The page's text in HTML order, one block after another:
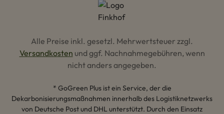
Alle Preise inkl. gesetzl. Mehrwertsteuer zzgl.
Versandkosten und ggf. Nachnahmegebühren, wenn
nicht anders angegeben.
* GoGreen Plus ist ein Service, der die
Dekarbonisierungsmaßnahmen innerhalb des Logistiknetzwerks
von Deutsche Post und DHL unterstützt. Durch den Einsatz